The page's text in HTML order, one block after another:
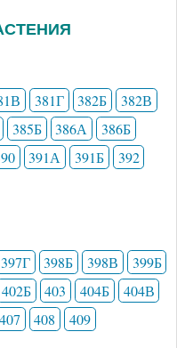
381Г 382Б
382В
385Б 386А
386Б
391А 391Б
392
397Г 398Б 398В
399Б
402Б 403 404Б
404В
407 408 409